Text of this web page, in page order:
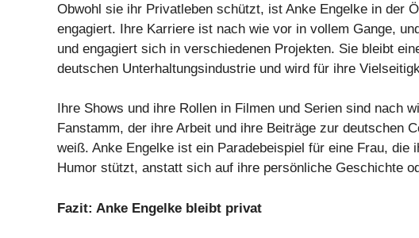
Obwohl sie ihr Privatleben schützt, ist Anke Engelke in der
engagiert. Ihre Karriere ist nach wie vor in vollem Gange,
und engagiert sich in verschiedenen Projekten. Sie bleibt
deutschen Unterhaltungsindustrie und wird für ihre
Ihre Shows und ihre Rollen in Filmen und Serien sind nach
Fanstamm, der ihre Arbeit und ihre Beiträge zur deutschen
weiß. Anke Engelke ist ein Paradebeispiel für eine Frau, die
Humor stützt, anstatt sich auf ihre persönliche Geschichte
Fazit: Anke Engelke bleibt privat